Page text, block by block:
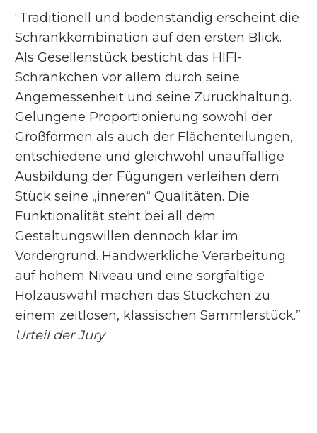
“Traditionell und bodenständig erscheint die
Schrankkombination auf den ersten Blick.
Als Gesellenstück besticht das HIFI-
Schränkchen vor allem durch seine
Angemessenheit und seine Zurückhaltung.
Gelungene Proportionierung sowohl der
Großformen als auch der Flächenteilungen,
entschiedene und gleichwohl unauffällige
Ausbildung der Fügungen verleihen dem
Stück seine „inneren“ Qualitäten. Die
Funktionalität steht bei all dem
Gestaltungswillen dennoch klar im
Vordergrund. Handwerkliche Verarbeitung
auf hohem Niveau und eine sorgfältige
Holzauswahl machen das Stückchen zu
einem zeitlosen, klassischen Sammlerstück.”
Urteil der Jury